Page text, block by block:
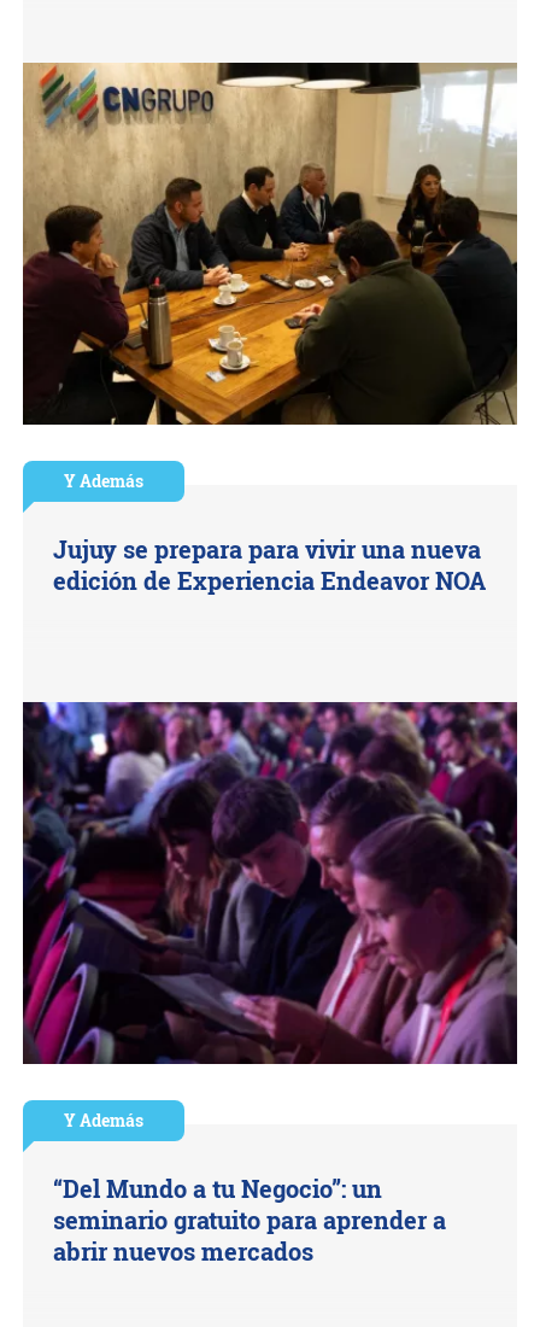
Y Además
Jujuy se prepara para vivir una nueva
edición de Experiencia Endeavor NOA
Y Además
“Del Mundo a tu Negocio”: un
seminario gratuito para aprender a
abrir nuevos mercados